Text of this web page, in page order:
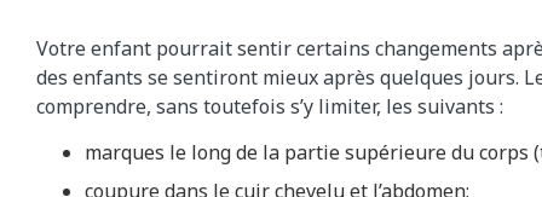
Votre enfant pourrait sentir certains changements
des enfants se sentiront mieux après quelques jours.
comprendre, sans toutefois s’y limiter, les suivants :
marques le long de la partie supérieure du corps
coupure dans le cuir chevelu et l’abdomen;